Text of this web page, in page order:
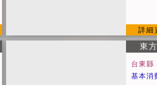
詳細
東
台東縣
基本消